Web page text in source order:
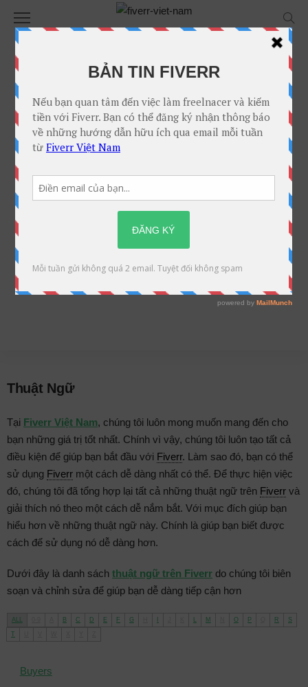
Thuật Ngữ
Tại Fiverr Việt Nam, chúng tôi luôn mong muốn mang đến cho
bạn những giá trị tốt nhất. Chính vì vậy, chúng tôi luôn tạo tất cả
điều kiện để giúp bạn bắt đầu với Fiverr. Làm sao đó, bạn có thể
sử dụng Fiverr một cách dễ dàng nhất có thể. Để thực hiện việc
đó, chúng tôi đã tổng hợp lại tất cả những thuật ngữ trên Fiverr và
giải thích nó theo một cách dễ nắm bắt. Với mục đích giúp bạn
hiểu hơn về những thuật ngữ này. Chính là giúp bạn biết được
cách để sử dụng nó dễ dàng hơn.
Dưới đây là danh sách thuật ngữ trên Fiverr do chúng tôi biên
soạn và chỉnh sửa để giúp bạn dễ dàng tiếp cận hơn
ALL B C D E F G L M O P R S
T
Buyers